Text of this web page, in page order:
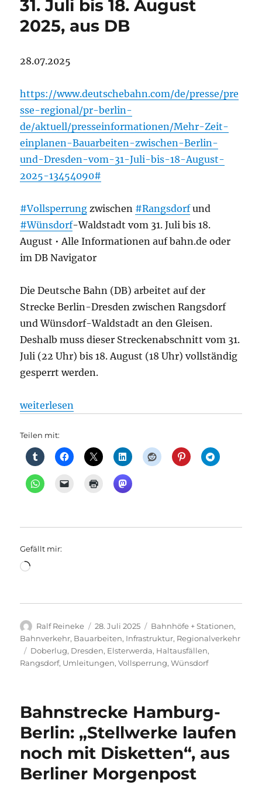
31. Juli bis 18. August
2025, aus DB
28.07.2025
https://www.deutschebahn.com/de/presse/pre
sse-regional/pr-berlin-
de/aktuell/presseinformationen/Mehr-Zeit-
einplanen-Bauarbeiten-zwischen-Berlin-
und-Dresden-vom-31-Juli-bis-18-August-
2025-13454090#
#Vollsperrung zwischen #Rangsdorfund
#Wünsdorf-Waldstadt vom 31. Juli bis 18.
August • Alle Informationen auf bahn.de oder
im DB Navigator
Die Deutsche Bahn (DB) arbeitet auf der
Strecke Berlin-Dresden zwischen Rangsdorf
und Wünsdorf-Waldstadt an den Gleisen.
Deshalb muss dieser Streckenabschnitt vom 31.
Juli (22 Uhr) bis 18. August (18 Uhr) vollständig
gesperrt werden.
„Bahnverkehr + Regionalverkehr: Mehr Zeit
weiterlesen
Teilen mit:
Gefällt mir:
Wird
Autor
Ralf Reineke
Veröffentlicht
am
28. Juli 2025 Kategorien
Bahnhöfe + Stationen,
Bahnverkehr, Bauarbeiten, Infrastruktur, Regionalverkehr
Schlagwörter
Doberlug, Dresden, Elsterwerda, Haltausfällen,
Rangsdorf, Umleitungen,Vollsperrung,Wünsdorf
Bahnstrecke Hamburg-
Berlin: „Stellwerke laufen
noch mit Disketten“, aus
Berliner Morgenpost